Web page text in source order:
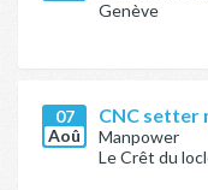
Genève
07
Aoû
CNC setter
Manpower
Le Crêt du